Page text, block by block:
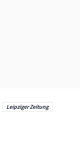
Leipziger Zeitung